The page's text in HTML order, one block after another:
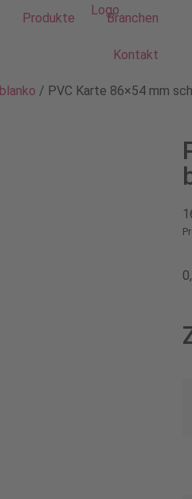
Produkte Branchen
Kontakt
/ PVC Karte 86×54 mm